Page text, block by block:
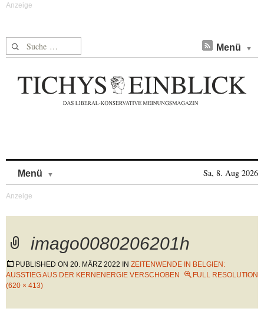
Suche nach: Menü
Menü Sa, 8. Aug 2026
imago0080206201h
PUBLISHED ON 20. MÄRZ 2022 IN ZEITENWENDE IN BELGIEN:
AUSSTIEG AUS DER KERNENERGIE VERSCHOBEN
FULL RESOLUTION
(620 × 413)